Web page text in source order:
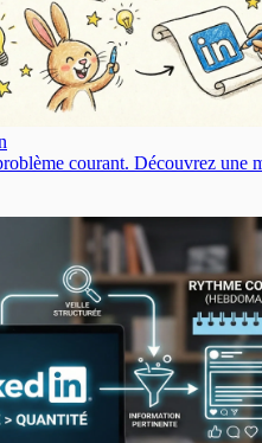
courant. Découvrez une